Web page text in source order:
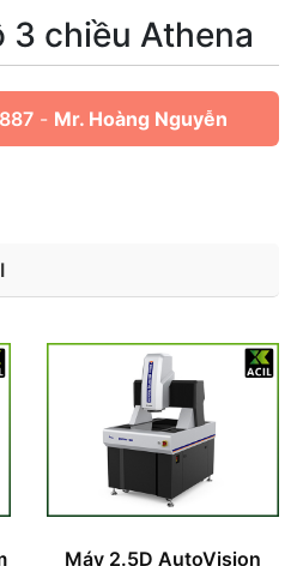
3 chiều Athena
- Mr. Hoàng Nguyễn
Máy 2.5D AutoVision